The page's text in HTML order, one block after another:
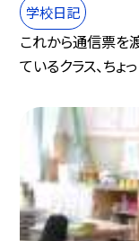
学校日記
これから通信票を
ているクラス、ちょ